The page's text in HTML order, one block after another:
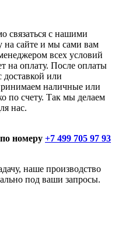
связаться с нашими
на сайте и мы сами вам
всех условий
на оплату. После оплаты
доставкой или
наличные или
по счету. Так мы делаем
нас.
номеру +7 499 705 97 93
наше производство
под ваши запросы.